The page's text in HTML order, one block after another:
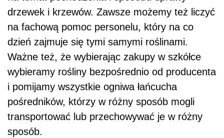
drzewek i krzewów. Zawsze możemy też liczyć
na fachową pomoc personelu, który na co
dzień zajmuje się tymi samymi roślinami.
Ważne też, że wybierając zakupy w szkółce
wybieramy rośliny bezpośrednio od producenta
i pomijamy wszystkie ogniwa łańcucha
pośredników, którzy w różny sposób mogli
transportować lub przechowywać je w różny
sposób.